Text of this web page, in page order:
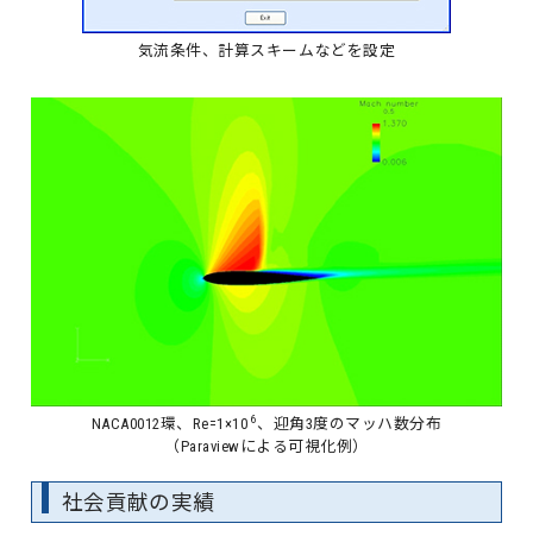
気流条件、計算スキームなどを設定
NACA0012環、Re=1×10 6、迎角3度のマッハ数分布
（Paraviewによる可視化例）
社会貢献の実績